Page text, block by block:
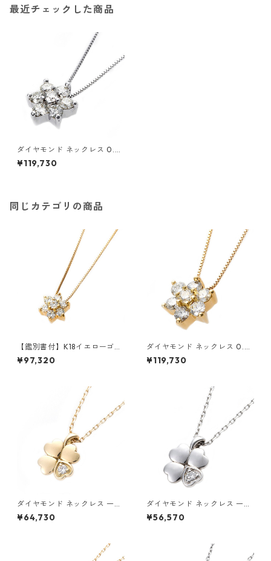
最近チェックした商品
ダイヤモンド ネックレス 0.3c
t K18 ホワイトゴールド 0.3カ
ラット 花 フラワーモチーフ ペ
¥119,730
同じカテゴリの商品
【鑑別書付】K18イエローゴー
ルド 天然ダイヤネックレス ダ
イヤモンドペンダント/ネック
¥97,320
ダイヤモンド ネックレス 0.3c
t K18 イエローゴールド 0.3カ
ラット 花 フラワーモチーフ ペ
¥119,730
ダイヤモンド ネックレス 一粒
0.014ct K18 イエローゴール
ド 四葉 クローバーモチーフ ペ
¥64,730
ダイヤモンド ネックレス 一粒
0.014ct プラチナ Pt900 四
葉 クローバーモチーフ ペンダ
¥56,570